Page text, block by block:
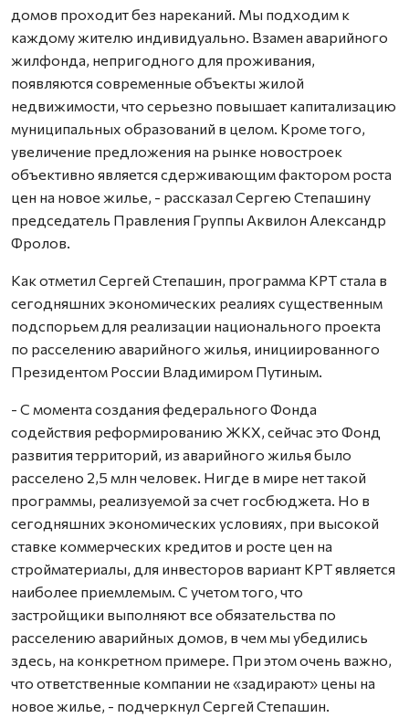
домов проходит без нареканий. Мы подходим к
каждому жителю индивидуально. Взамен аварийного
жилфонда, непригодного для проживания,
появляются современные объекты жилой
недвижимости, что серьезно повышает капитализацию
муниципальных образований в целом. Кроме того,
увеличение предложения на рынке новостроек
объективно является сдерживающим фактором роста
цен на новое жилье, - рассказал Сергею Степашину
председатель Правления Группы Аквилон Александр
Фролов.
Как отметил Сергей Степашин, программа КРТ стала в
сегодняшних экономических реалиях существенным
подспорьем для реализации национального проекта
по расселению аварийного жилья, инициированного
Президентом России Владимиром Путиным.
- С момента создания федерального Фонда
содействия реформированию ЖКХ, сейчас это Фонд
развития территорий, из аварийного жилья было
расселено 2,5 млн человек. Нигде в мире нет такой
программы, реализуемой за счет госбюджета. Но в
сегодняшних экономических условиях, при высокой
ставке коммерческих кредитов и росте цен на
стройматериалы, для инвесторов вариант КРТ является
наиболее приемлемым. С учетом того, что
застройщики выполняют все обязательства по
расселению аварийных домов, в чем мы убедились
здесь, на конкретном примере. При этом очень важно,
что ответственные компании не «задирают» цены на
новое жилье, - подчеркнул Сергей Степашин.